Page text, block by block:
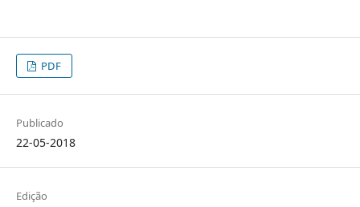
PDF
Publicado
22-05-2018
Edição